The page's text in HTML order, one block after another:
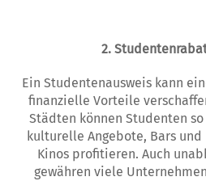
2.
Ein Studentenausweis kann
finanzielle Vorteile
Städten können Studenten
kulturelle Angebote, Bars
Kinos profitieren. Auch
gewähren viele